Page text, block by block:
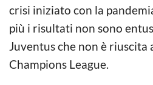
crisi iniziato con la
più i risultati non sono
Juventus che non è riuscita
Champions League.